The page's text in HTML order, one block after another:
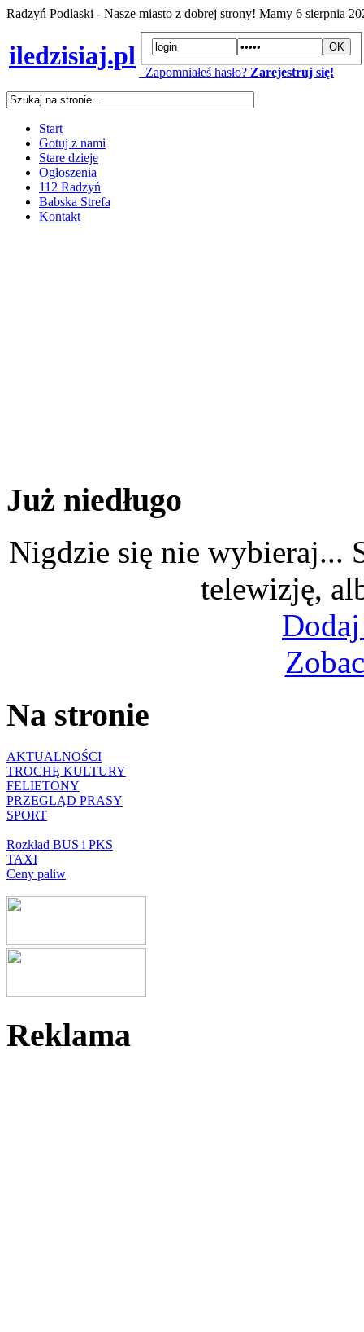
Radzyń Podlaski - Nasze miasto z dobrej strony! Mamy 6 sierpnia
iledzisiaj.pl
Zapomniałeś hasło? Zarejestruj się!
Start
Gotuj z nami
Stare dzieje
Ogłoszenia
112 Radzyń
Babska Strefa
Kontakt
Już niedługo
Nigdzie się nie wybieraj...
telewizję,
Na stronie
AKTUALNOŚCI
TROCHĘ KULTURY
FELIETONY
PRZEGLĄD PRASY
SPORT
Rozkład BUS i PKS
TAXI
Ceny paliw
Reklama